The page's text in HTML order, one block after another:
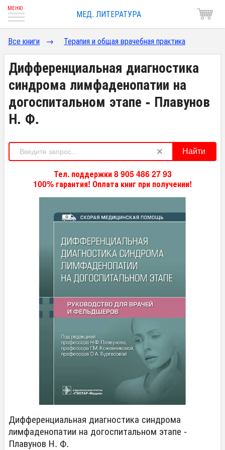
МЕД. ЛИТЕРАТУРА
Все книги → Терапия и общая врачебная практика
Дифференциальная диагностика
синдрома лимфаденопатии на
догоспитальном этапе - Плавунов
Н. Ф.
Найти
Тел. поддержки 8 905 486 27 93
100% гарантия! Оплата книг при получении!
Дифференциальная диагностика синдрома
лимфаденопатии на догоспитальном этапе -
Плавунов Н. Ф.